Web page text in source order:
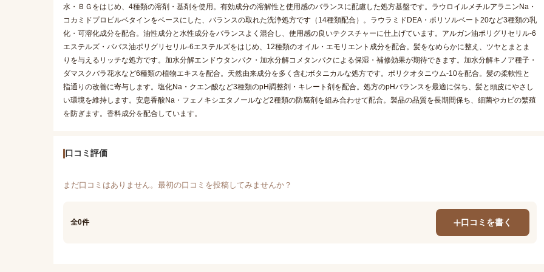
水・ＢＧをはじめ、4種類の溶剤・基剤を使用。有効成分の溶解性と使用感のバランスに配慮した処方基盤です。ラウロイルメチルアラニンNa・
コカミドプロピルベタインをベースにした、バランスの取れた洗浄処方です（14種類配合）。ラウラミドDEA・ポリソルベート20など3種類の乳
化・可溶化成分を配合。油性成分と水性成分をバランスよく混合し、使用感の良いテクスチャーに仕上げています。アルガン油ポリグリセリル-6
エステルズ・ババス油ポリグリセリル-6エステルズをはじめ、12種類のオイル・エモリエント成分を配合。髪をなめらかに整え、ツヤとまとま
りを与えるリッチな処方です。加水分解エンドウタンパク・加水分解コメタンパクによる保湿・補修効果が期待できます。加水分解キノア種子・
ダマスクバラ花水など6種類の植物エキスを配合。天然由来成分を多く含むボタニカルな処方です。ポリクオタニウム-10を配合。髪の柔軟性と
指通りの改善に寄与します。塩化Na・クエン酸など3種類のpH調整剤・キレート剤を配合。処方のpHバランスを最適に保ち、髪と頭皮にやさし
い環境を維持します。安息香酸Na・フェノキシエタノールなど2種類の防腐剤を組み合わせて配合。製品の品質を長期間保ち、細菌やカビの繁殖
を防ぎます。香料成分を配合しています。
口コミ評価
まだ口コミはありません。最初の口コミを投稿してみませんか？
全0件 口コミを書く